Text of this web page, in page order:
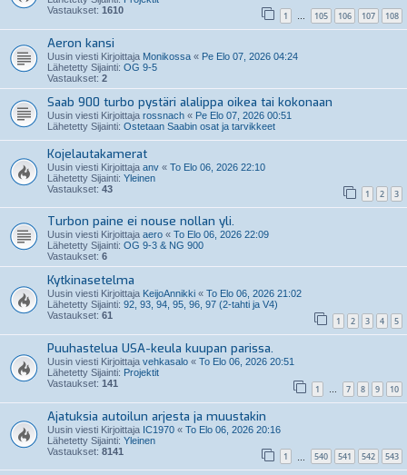
Vastaukset: 1610 1 … 105 106 107 108
Aeron kansi
Uusin viesti Kirjoittaja Monikossa « Pe Elo 07, 2026 04:24
Lähetetty Sijainti: OG 9-5
Vastaukset: 2
Saab 900 turbo pystäri alalippa oikea tai kokonaan
Uusin viesti Kirjoittaja rossnach « Pe Elo 07, 2026 00:51
Lähetetty Sijainti: Ostetaan Saabin osat ja tarvikkeet
Kojelautakamerat
Uusin viesti Kirjoittaja anv « To Elo 06, 2026 22:10
Lähetetty Sijainti: Yleinen
Vastaukset: 43 1 2 3
Turbon paine ei nouse nollan yli.
Uusin viesti Kirjoittaja aero « To Elo 06, 2026 22:09
Lähetetty Sijainti: OG 9-3 & NG 900
Vastaukset: 6
Kytkinasetelma
Uusin viesti Kirjoittaja KeijoAnnikki « To Elo 06, 2026 21:02
Lähetetty Sijainti: 92, 93, 94, 95, 96, 97 (2-tahti ja V4)
Vastaukset: 61 1 2 3 4 5
Puuhastelua USA-keula kuupan parissa.
Uusin viesti Kirjoittaja vehkasalo « To Elo 06, 2026 20:51
Lähetetty Sijainti: Projektit
Vastaukset: 141 1 … 7 8 9 10
Ajatuksia autoilun arjesta ja muustakin
Uusin viesti Kirjoittaja IC1970 « To Elo 06, 2026 20:16
Lähetetty Sijainti: Yleinen
Vastaukset: 8141 1 540 541 542 543